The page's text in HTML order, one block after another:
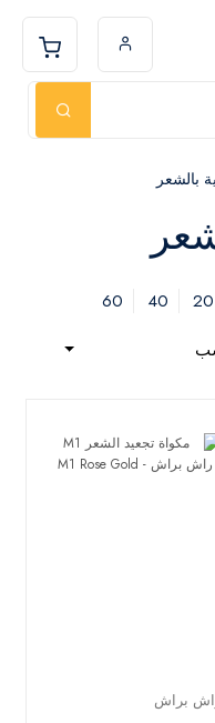
بالشعر
20
40
60
براش